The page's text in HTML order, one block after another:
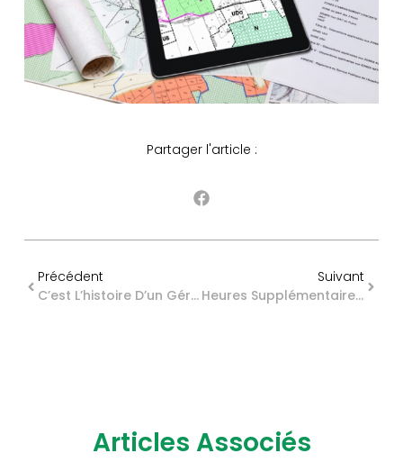
Partager l'article :
Précédent
C’est L’histoire D’un Gérant Qui Veut Que Sa Banque Tienne Compte Du Passé…
Suivant
Heures Supplémentaires : Extension De La Prise En Compte Des Congés Payés
Articles Associés